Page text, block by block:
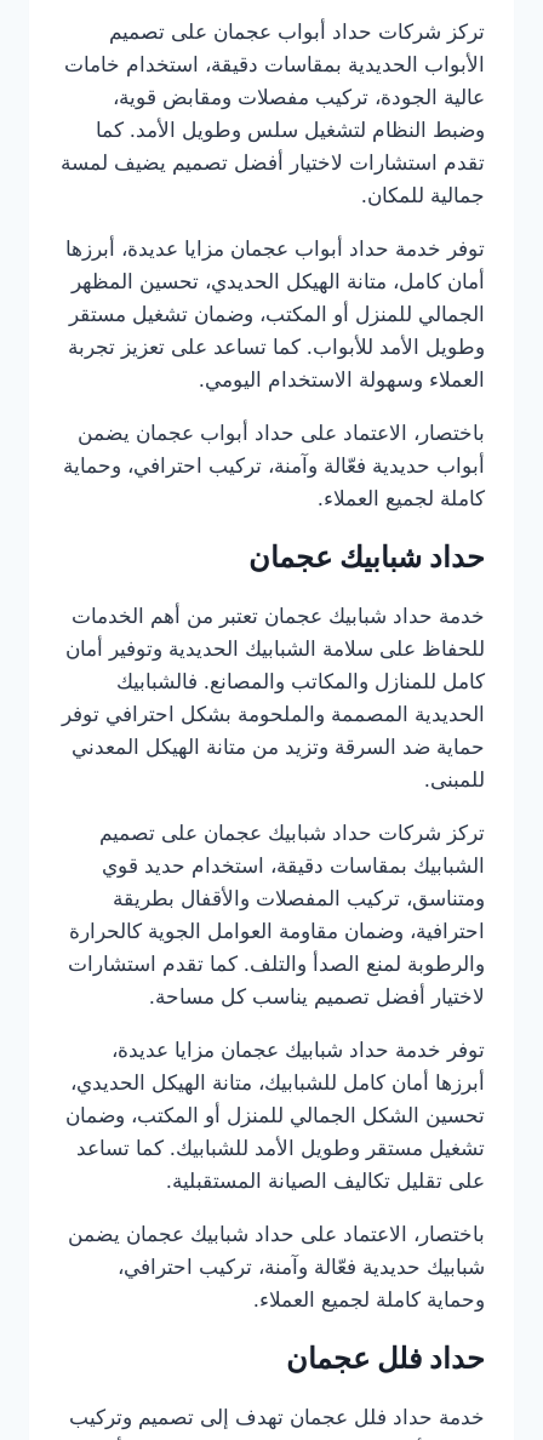
تركز شركات حداد أبواب عجمان على تصميم
الأبواب الحديدية بمقاسات دقيقة، استخدام خامات
عالية الجودة، تركيب مفصلات ومقابض قوية،
وضبط النظام لتشغيل سلس وطويل الأمد. كما
تقدم استشارات لاختيار أفضل تصميم يضيف لمسة
جمالية للمكان.
توفر خدمة حداد أبواب عجمان مزايا عديدة، أبرزها
أمان كامل، متانة الهيكل الحديدي، تحسين المظهر
الجمالي للمنزل أو المكتب، وضمان تشغيل مستقر
وطويل الأمد للأبواب. كما تساعد على تعزيز تجربة
العملاء وسهولة الاستخدام اليومي.
باختصار، الاعتماد على حداد أبواب عجمان يضمن
أبواب حديدية فعّالة وآمنة، تركيب احترافي، وحماية
كاملة لجميع العملاء.
حداد شبابيك عجمان
خدمة حداد شبابيك عجمان تعتبر من أهم الخدمات
للحفاظ على سلامة الشبابيك الحديدية وتوفير أمان
كامل للمنازل والمكاتب والمصانع. فالشبابيك
الحديدية المصممة والملحومة بشكل احترافي توفر
حماية ضد السرقة وتزيد من متانة الهيكل المعدني
للمبنى.
تركز شركات حداد شبابيك عجمان على تصميم
الشبابيك بمقاسات دقيقة، استخدام حديد قوي
ومتناسق، تركيب المفصلات والأقفال بطريقة
احترافية، وضمان مقاومة العوامل الجوية كالحرارة
والرطوبة لمنع الصدأ والتلف. كما تقدم استشارات
لاختيار أفضل تصميم يناسب كل مساحة.
توفر خدمة حداد شبابيك عجمان مزايا عديدة،
أبرزها أمان كامل للشبابيك، متانة الهيكل الحديدي،
تحسين الشكل الجمالي للمنزل أو المكتب، وضمان
تشغيل مستقر وطويل الأمد للشبابيك. كما تساعد
على تقليل تكاليف الصيانة المستقبلية.
باختصار، الاعتماد على حداد شبابيك عجمان يضمن
شبابيك حديدية فعّالة وآمنة، تركيب احترافي،
وحماية كاملة لجميع العملاء.
حداد فلل عجمان
خدمة حداد فلل عجمان تهدف إلى تصميم وتركيب